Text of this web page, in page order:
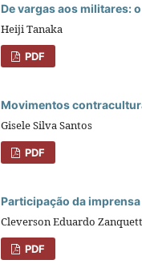
De vargas aos militares:
Heiji Tanaka
PDF
Movimentos
Gisele Silva Santos
PDF
Participação da
Cleverson Eduardo
PDF